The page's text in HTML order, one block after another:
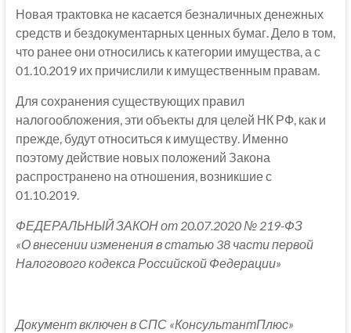
Новая трактовка не касается безналичных денежных
средств и бездокументарных ценных бумаг. Дело в том,
что ранее они относились к категории имущества, а с
01.10.2019 их причислили к имущественным правам.
Для сохранения существующих правил
налогообложения, эти объекты для целей НК РФ, как и
прежде, будут относиться к имуществу. Именно
поэтому действие новых положений Закона
распространено на отношения, возникшие с
01.10.2019.
ФЕДЕРАЛЬНЫЙ ЗАКОН от 20.07.2020 № 219-ФЗ
«О внесении изменения в статью 38 части первой
Налогового кодекса Российской Федерации»
Документ включен в СПС «КонсультантПлюс»